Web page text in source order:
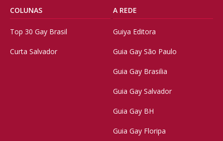
COLUNAS
Top 30 Gay Brasil
Curta Salvador
A REDE
Guiya Editora
Guia Gay São Paulo
Guia Gay Brasilia
Guia Gay Salvador
Guia Gay BH
Guia Gay Floripa